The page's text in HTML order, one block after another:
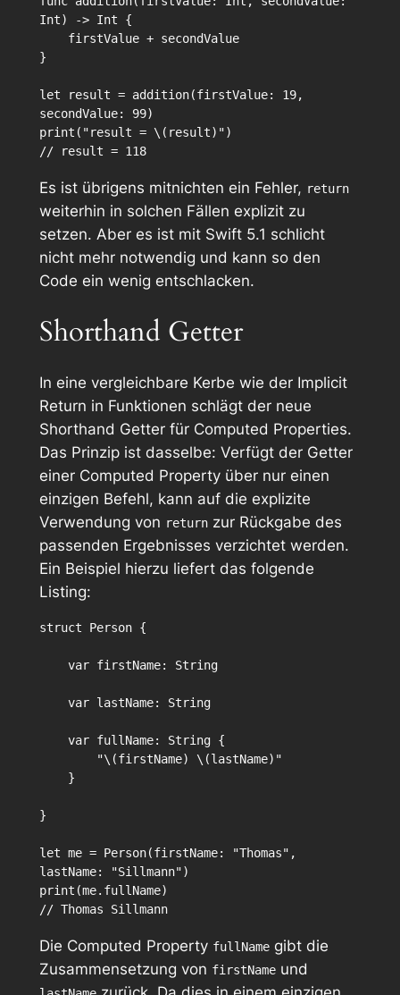
Int) -> Int {
}
let result = addition(firstValue: 19,
secondValue: 99)
print("result = \(result)")
// result = 118
Es ist übrigens mitnichten ein Fehler, return
weiterhin in solchen Fällen explizit zu
setzen. Aber es ist mit Swift 5.1 schlicht
nicht mehr notwendig und kann so den
Code ein wenig entschlacken.
Shorthand Getter
In eine vergleichbare Kerbe wie der Implicit
Return in Funktionen schlägt der neue
Shorthand Getterfür Computed Properties.
Das Prinzip ist dasselbe: Verfügt der Getter
einer Computed Property über nur einen
einzigen Befehl, kann auf die explizite
Verwendung von returnzur Rückgabe des
passenden Ergebnisses verzichtet werden.
Ein Beispiel hierzu liefert das folgende
Listing:
struct Person {
}
let me = Person(firstName: "Thomas",
lastName: "Sillmann")
print(me.fullName)
// Thomas Sillmann
Die Computed Property fullNamegibt die
Zusammensetzung von firstNameund